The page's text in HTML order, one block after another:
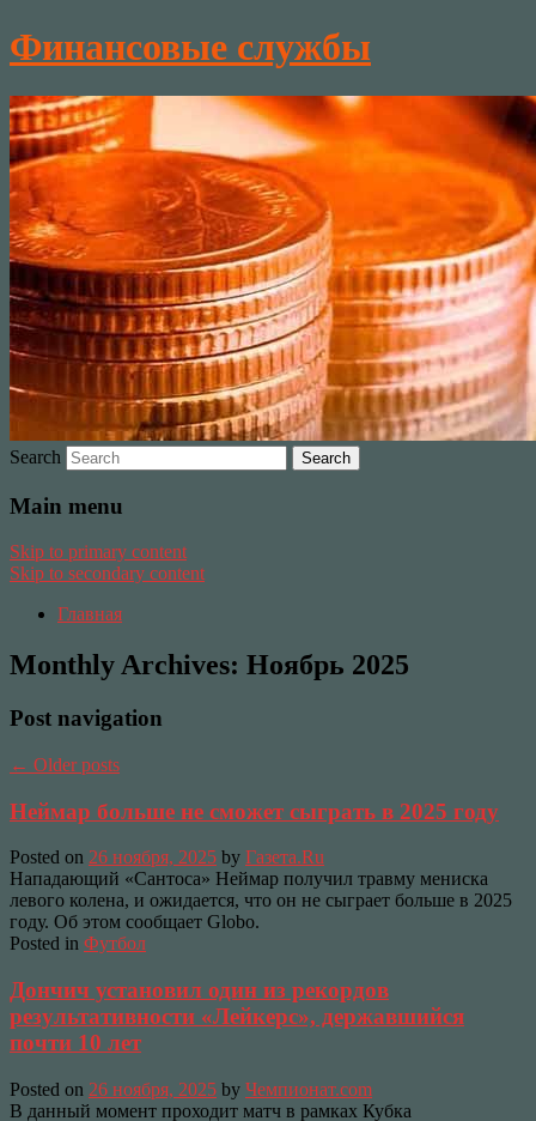
Финансовые службы
Search
Main menu
Skip to primary content
Skip to secondary content
Главная
Monthly Archives: Ноябрь 2025
Post navigation
← Older posts
Неймар больше не сможет сыграть в 2025 году
Posted on 26 ноября, 2025 by Газета.Ru
Нападающий «Сантоса» Неймар получил травму мениска
левого колена, и ожидается, что он не сыграет больше в 2025
году. Об этом сообщает Globo.
Posted in Футбол
Дончич установил один из рекордов
результативности «Лейкерс», державшийся
почти 10 лет
Posted on 26 ноября, 2025 by Чемпионат.com
В данный момент проходит матч в рамках Кубка